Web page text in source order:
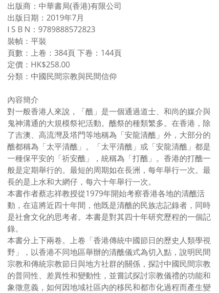
出版商：中華書局(香港)有限公司
出版日期：2019年7月
I S B N：9789888572823
裝幀：平裝
頁數：上卷：384頁 下卷：144頁
定價：HK$258.00
分類：中國民間宗教與民間信仰
內容簡介
對一般香港人來說，「醮」是一個通過道士、和尚的媒介與
鬼神溝通的大規模祭祀活動。醮祭的種類繁多。在香港，除
了吉澳、高流灣及塔門等地稱為「安龍清醮」外，大部分的
醮都稱為「太平清醮」。「太平清醮」或「安龍清醮」都是
一種保平安的「祈安醮」，統稱為「打醮」。香港的打醮一
般是定期舉行的。最短的周期如在長洲，每年舉行一次。最
長的是上水和大網仔，每六十年舉行一次。
本書作者蔡志祥教授從1979年開始考察香港各地的清醮活
動，在這將近四十年間，他既是清醮的民族志記錄者，同時
是社會文化的思考者。本書是對其四十年研究歷程的一個記
錄。
本書分上下兩卷。上卷「香港傳統中國節日的歷史人類學視
野」，以香港不同地區舉辦的清醮儀式為切入點，說明民間
宗教和傳統宗教節日與地方社群的關係，探討中國民間宗教
的普同性、差異性和變動性，並嘗試探討宗教儀禮的功能和
象徵意義，如何因地域社區內的移民和都市化過程而產生變